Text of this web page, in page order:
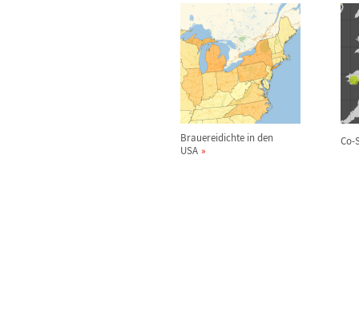
Brauereidichte in den
USA
Co-